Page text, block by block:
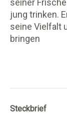
seiner
jung trinken.
seine Vielfalt
bringen
Steckbrief